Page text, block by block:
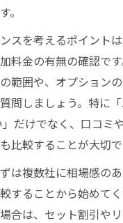
。
スを考えるポイント
料金の有無の確認で
範囲や、オプション
問しましょう。特に
だけでなく、口コミ
比較することが大切で
は複数社に相場感の
することから始めて
合は、セット割引や